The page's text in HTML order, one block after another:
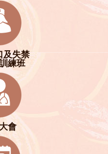
及失禁
練班
會